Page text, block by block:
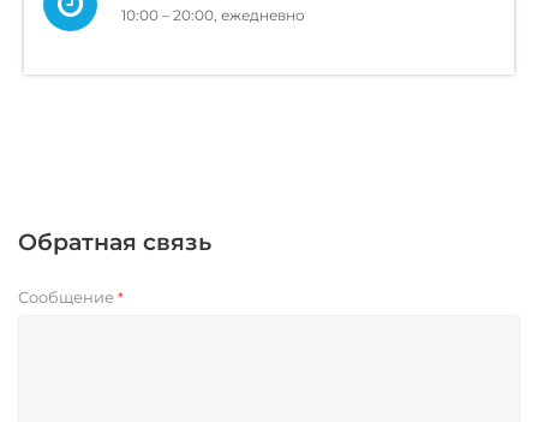
10:00 – 20:00, ежедневно
Обратная связь
Сообщение *